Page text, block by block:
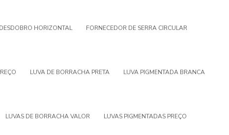
HORIZONTAL FORNECEDOR DE SERRA CIRCULAR
LUVA DE BORRACHA PRETA LUVA PIGMENTADA BRANCA
LUVAS DE BORRACHA VALOR LUVAS PIGMENTADAS PREÇO